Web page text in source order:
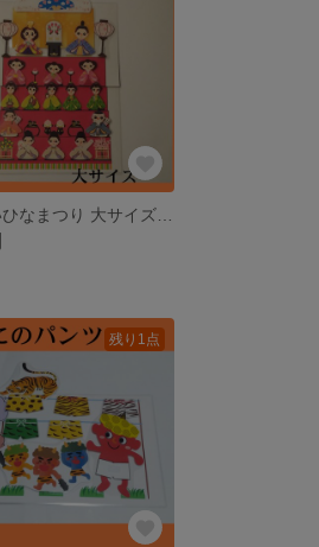
残り1点